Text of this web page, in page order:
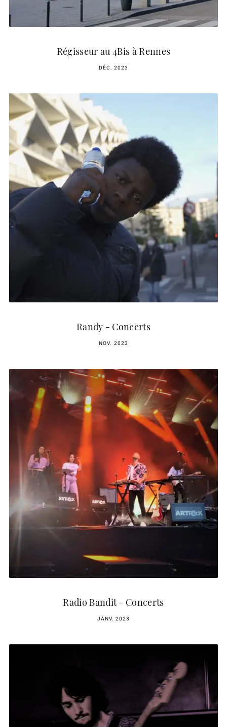
Régisseur au 4Bis à Rennes
DÉC. 2023
Randy - Concerts
NOV. 2023
Radio Bandit - Concerts
JANV. 2023